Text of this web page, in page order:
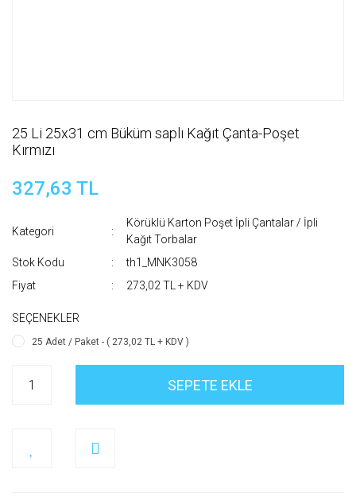
25 Li 25x31 cm Büküm saplı Kağıt Çanta-Poşet
Kırmızı
327,63 TL
Kategori
Körüklü Karton Poşet İpli Çantalar / İpli
Kağıt Torbalar
Stok Kodu
th1_MNK3058
Fiyat
273,02 TL + KDV
SEÇENEKLER
25 Adet / Paket - ( 273,02 TL + KDV )
SEPETE EKLE